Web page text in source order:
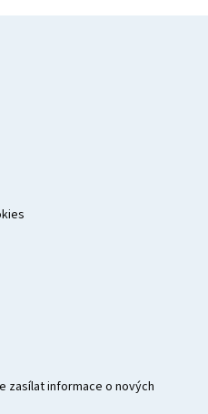
zasílat informace o nových